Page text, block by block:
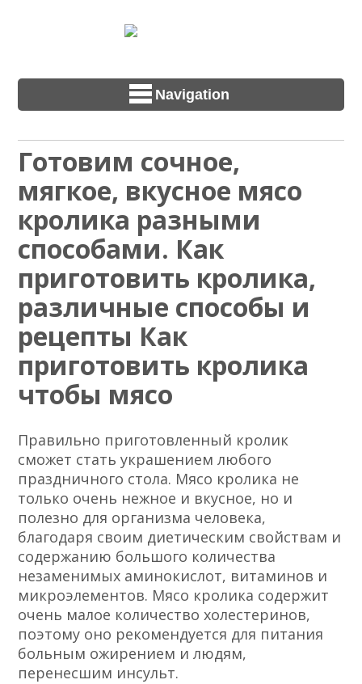
Navigation
Готовим сочное,
мягкое, вкусное мясо
кролика разными
способами. Как
приготовить кролика,
различные способы и
рецепты Как
приготовить кролика
чтобы мясо
Правильно приготовленный кролик
сможет стать украшением любого
праздничного стола. Мясо кролика не
только очень нежное и вкусное, но и
полезно для организма человека,
благодаря своим диетическим свойствам и
содержанию большого количества
незаменимых аминокислот, витаминов и
микроэлементов. Мясо кролика содержит
очень малое количество холестеринов,
поэтому оно рекомендуется для питания
больным ожирением и людям,
перенесшим инсульт.